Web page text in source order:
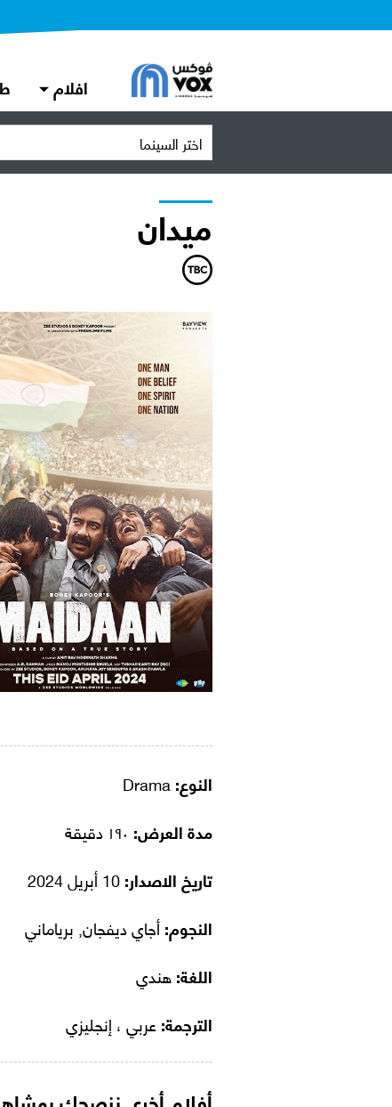
افلام
اختر السينما
ميدان
النوع:
مدة العرض:
تاريخ الاصدار:
النجوم:أجاي ديفجان, برياماني
اللغة:هندي
الترجمة: عربي ، إنجليزي